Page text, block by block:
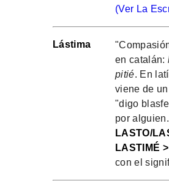
(Ver La
Lástima
en catalán:
pitié. En
viene de
"digo
por
LASTO/
LASTIMÉ
con el